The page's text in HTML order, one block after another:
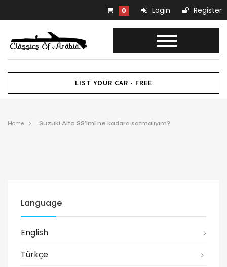
0 Login Register
LIST YOUR CAR - FREE
Home Suzuki Alto SS’imi ne kadara satmalıyım?
Language
English
Türkçe